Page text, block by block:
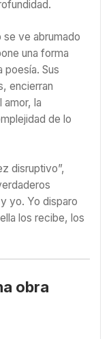
se ve abrumado
una forma
Sus
encierran
la
de lo
disruptivo”,
yo. Yo disparo
los recibe, los
obra